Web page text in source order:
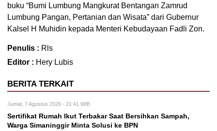
buku “Bumi Lumbung Mangkurat Bentangan Zamrud
Lumbung Pangan, Pertanian dan Wisata” dari Gubernur
Kalsel H Muhidin kepada Menteri Kebudayaan Fadli Zon.
Penulis : Rls
Editor : Hery Lubis
BERITA TERKAIT
Jumat, 7 Agustus 2026 - 21:41 WIB
Sertifikat Rumah Ikut Terbakar Saat Bersihkan Sampah,
Warga Simaninggir Minta Solusi ke BPN